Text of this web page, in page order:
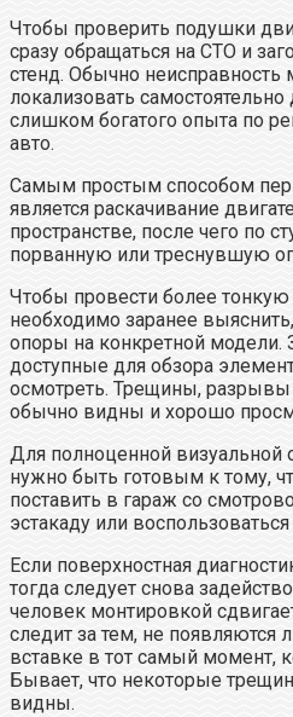
Чтобы проверить подушки
сразу обращаться на СТО и
стенд. Обычно неисправность
локализовать
слишком богатого опыта по
авто.
Самым простым способом
является раскачивание
пространстве, после чего по
порванную или треснувшую
Чтобы провести более тонкую
необходимо заранее
опоры на конкретной модели.
доступные для обзора
осмотреть. Трещины,
обычно видны и хорошо
Для полноценной
нужно быть готовым к тому,
поставить в гараж со
эстакаду или
Если поверхностная
тогда следует снова
человек монтировкой
следит за тем, не
вставке в тот самый момент,
Бывает, что некоторые
видны.